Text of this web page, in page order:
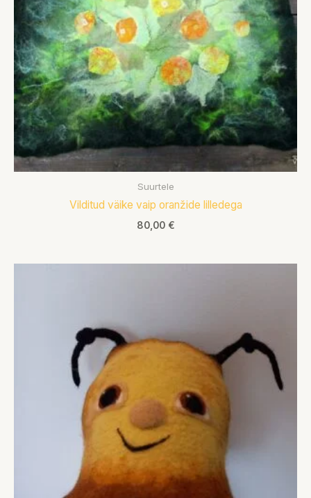
Suurtele
Vilditud väike vaip oranžide lilledega
80,00 €